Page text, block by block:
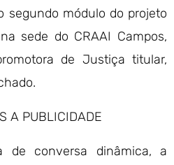
segundo módulo do projeto
sede do CRAAI Campos,
de Justiça titular,
A PUBLICIDADE
de conversa dinâmica, a